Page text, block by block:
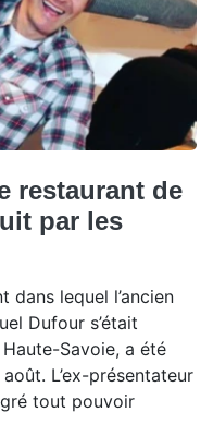
restaurant de
par les
dans lequel l’ancien
Dufour s’était
Savoie, a été
L’ex-présentateur
tout pouvoir